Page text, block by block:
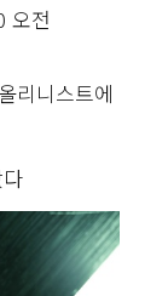
오전
리니스트에